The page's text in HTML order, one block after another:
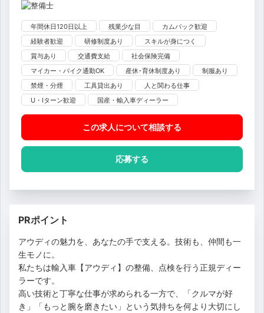
年間休日120日以上 残業少な目
カムバック歓迎
経験者歓迎
研修制度あり
スキルが身につく
賞与あり
交通費支給
社会保険完備
マイカー・バイク通勤OK
産休･育休制度あり
制服あり
禁煙・分煙
工具貸出あり
人と関わる仕事
U・Iターン歓迎
国産・輸入車ディーラー
この求人について相談する
応募する
PRポイント
アウディの魅力を、あなたの手で支える。技術も、仲間も一
生モノに。
私たちは輸入車【アウディ】の整備、点検を行う正規ディー
ラーです。
高い技術と丁寧な仕事が求められる一方で、「クルマが好
き」「もっと腕を磨きたい」という気持ちを何より大切にし